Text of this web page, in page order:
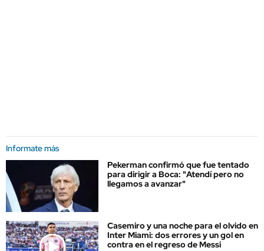
Informate más
Pekerman confirmó que fue tentado
para dirigir a Boca: "Atendí pero no
llegamos a avanzar"
Casemiro y una noche para el olvido en
Inter Miami: dos errores y un gol en
contra en el regreso de Messi